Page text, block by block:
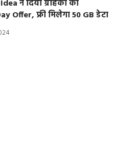
ने दिया ग्राहकों को
Offer, फ्री मिलेगा 50 GB डेटा